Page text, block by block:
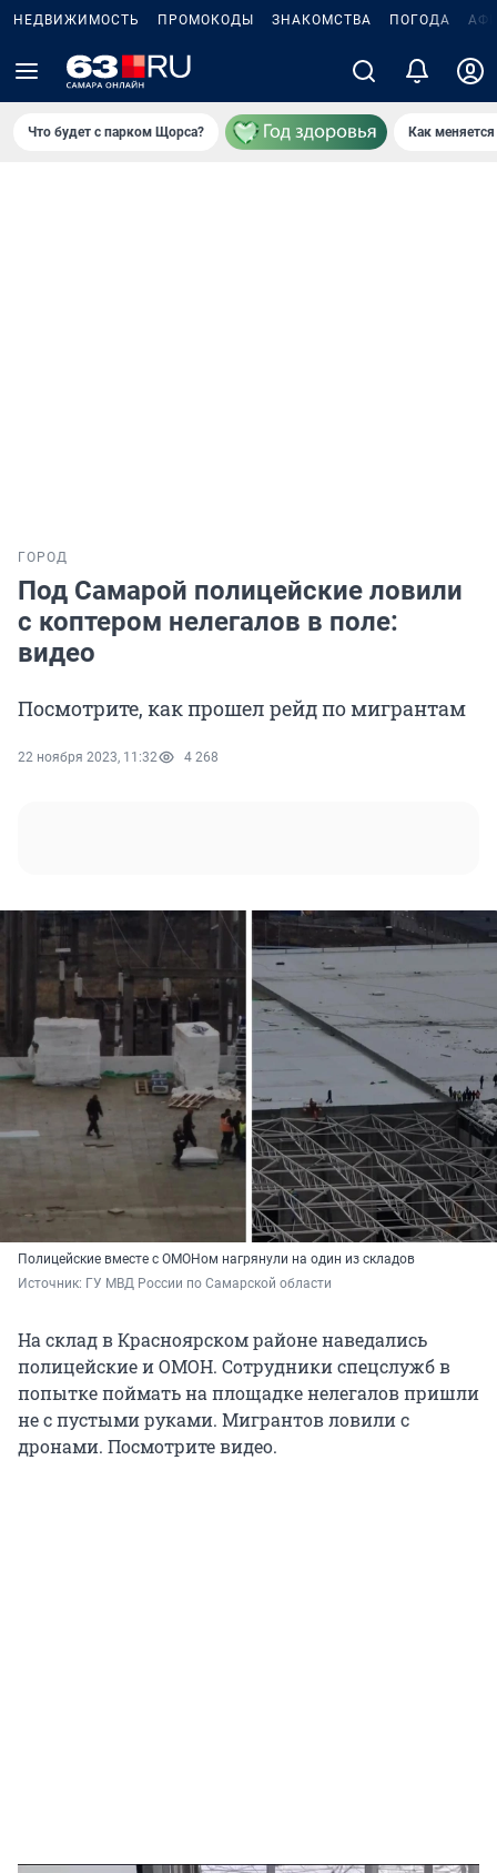
НЕДВИЖИМОСТЬ ПРОМОКОДЫ ЗНАКОМСТВА ПОГОДА
Что будет с парком Щорса? Как
ГОРОД
Под Самарой полицейские ловили
с коптером нелегалов в поле:
видео
Посмотрите, как прошел рейд по мигрантам
22 ноября 2023, 11:32 4 268
Полицейские вместе с ОМОНом нагрянули на один из складов
Источник: ГУ МВД России по Самарской области
На склад в Красноярском районе наведались
полицейские и ОМОН. Сотрудники спецслужб в
попытке поймать на площадке нелегалов пришли
не с пустыми руками. Мигрантов ловили с
дронами. Посмотрите видео.